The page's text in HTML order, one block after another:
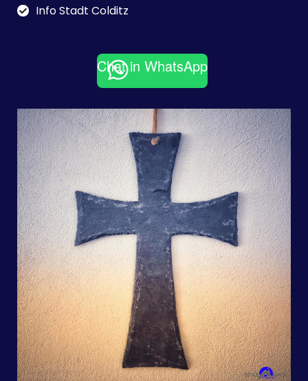
Info Stadt Colditz
Chat in WhatsApp